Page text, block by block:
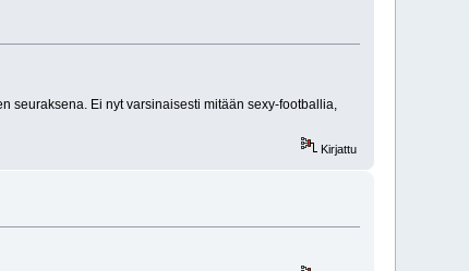
seuraksena. Ei nyt varsinaisesti mitään sexy-footballia,
Kirjattu